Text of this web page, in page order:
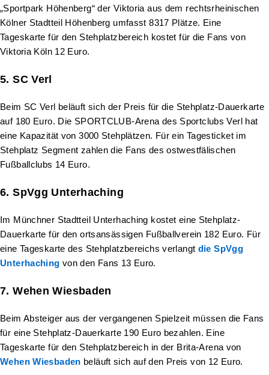
„Sportpark Höhenberg“ der Viktoria aus dem rechtsrheinischen
Kölner Stadtteil Höhenberg umfasst 8317 Plätze. Eine
Tageskarte für den Stehplatzbereich kostet für die Fans von
Viktoria Köln 12 Euro.
5. SC Verl
Beim SC Verl beläuft sich der Preis für die Stehplatz-Dauerkarte
auf 180 Euro. Die SPORTCLUB-Arena des Sportclubs Verl hat
eine Kapazität von 3000 Stehplätzen. Für ein Tagesticket im
Stehplatz Segment zahlen die Fans des ostwestfälischen
Fußballclubs 14 Euro.
6. SpVgg Unterhaching
Im Münchner Stadtteil Unterhaching kostet eine Stehplatz-
Dauerkarte für den ortsansässigen Fußballverein 182 Euro. Für
eine Tageskarte des Stehplatzbereichs verlangt die SpVgg
Unterhaching von den Fans 13 Euro.
7. Wehen Wiesbaden
Beim Absteiger aus der vergangenen Spielzeit müssen die Fans
für eine Stehplatz-Dauerkarte 190 Euro bezahlen. Eine
Tageskarte für den Stehplatzbereich in der Brita-Arena von
Wehen Wiesbaden beläuft sich auf den Preis von 12 Euro.